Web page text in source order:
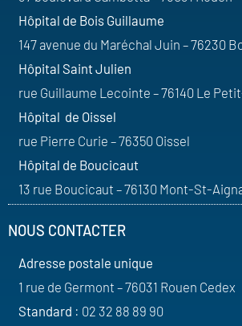
Hôpital de Bois Guillaume
147 avenue du Maréchal Juin – 76230
Hôpital Saint Julien
rue Guillaume Lecointe – 76140 Le
Hôpital de Oissel
rue Pierre Curie – 76350 Oissel
Hôpital de Boucicaut
13 rue Boucicaut – 76130 Mont-St-
NOUS CONTACTER
Adresse postale unique
1 rue de Germont – 76031 Rouen Cedex
Standard : 02 32 88 89 90